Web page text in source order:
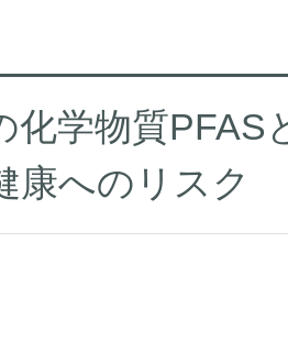
化学物質PFAS
康へのリスク